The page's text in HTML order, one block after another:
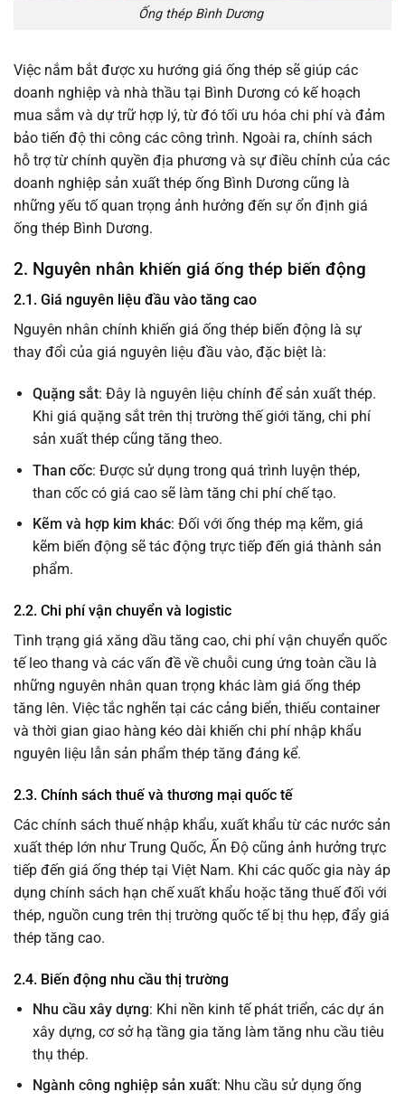
Ống thép Bình Dương
Việc nắm bắt được xu hướng giá ống thép sẽ giúp các
doanh nghiệp và nhà thầu tại Bình Dương có kế hoạch
mua sắm và dự trữ hợp lý, từ đó tối ưu hóa chi phí và đảm
bảo tiến độ thi công các công trình. Ngoài ra, chính sách
hỗ trợ từ chính quyền địa phương và sự điều chỉnh của các
doanh nghiệp sản xuất thép ống Bình Dương cũng là
những yếu tố quan trọng ảnh hưởng đến sự ổn định giá
ống thép Bình Dương.
2. Nguyên nhân khiến giá ống thép biến động
2.1. Giá nguyên liệu đầu vào tăng cao
Nguyên nhân chính khiến giá ống thép biến động là sự
thay đổi của giá nguyên liệu đầu vào, đặc biệt là:
Quặng sắt: Đây là nguyên liệu chính để sản xuất thép.
Khi giá quặng sắt trên thị trường thế giới tăng, chi phí
sản xuất thép cũng tăng theo.
Than cốc: Được sử dụng trong quá trình luyện thép,
than cốc có giá cao sẽ làm tăng chi phí chế tạo.
Kẽm và hợp kim khác: Đối với ống thép mạ kẽm, giá
kẽm biến động sẽ tác động trực tiếp đến giá thành sản
phẩm.
2.2. Chi phí vận chuyển và logistic
Tình trạng giá xăng dầu tăng cao, chi phí vận chuyển quốc
tế leo thang và các vấn đề về chuỗi cung ứng toàn cầu là
những nguyên nhân quan trọng khác làm giá ống thép
tăng lên. Việc tắc nghẽn tại các cảng biển, thiếu container
và thời gian giao hàng kéo dài khiến chi phí nhập khẩu
nguyên liệu lẫn sản phẩm thép tăng đáng kể.
2.3. Chính sách thuế và thương mại quốc tế
Các chính sách thuế nhập khẩu, xuất khẩu từ các nước sản
xuất thép lớn như Trung Quốc, Ấn Độ cũng ảnh hưởng trực
tiếp đến giá ống thép tại Việt Nam. Khi các quốc gia này áp
dụng chính sách hạn chế xuất khẩu hoặc tăng thuế đối với
thép, nguồn cung trên thị trường quốc tế bị thu hẹp, đẩy giá
thép tăng cao.
2.4. Biến động nhu cầu thị trường
Nhu cầu xây dựng: Khi nền kinh tế phát triển, các dự án
xây dựng, cơ sở hạ tầng gia tăng làm tăng nhu cầu tiêu
thụ thép.
Ngành công nghiệp sản xuất: Nhu cầu sử dụng ống